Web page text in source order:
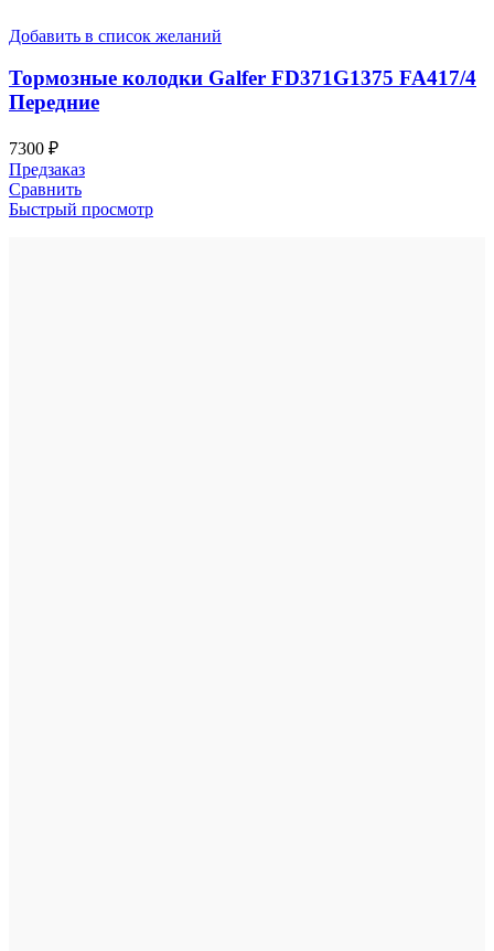
Добавить в список желаний
Тормозные колодки Galfer FD371G1375 FA417/4
Передние
7300 ₽
Предзаказ
Сравнить
Быстрый просмотр